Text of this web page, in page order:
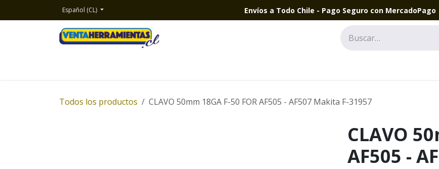
Español (CL) Envíos a Todo Chile - Pago Seguro con MercadoPago
Todos los productos CLAVO 50mm 18GA F-50 FOR AF505 - AF507 Makita F-31957
CLAVO
AF505 -